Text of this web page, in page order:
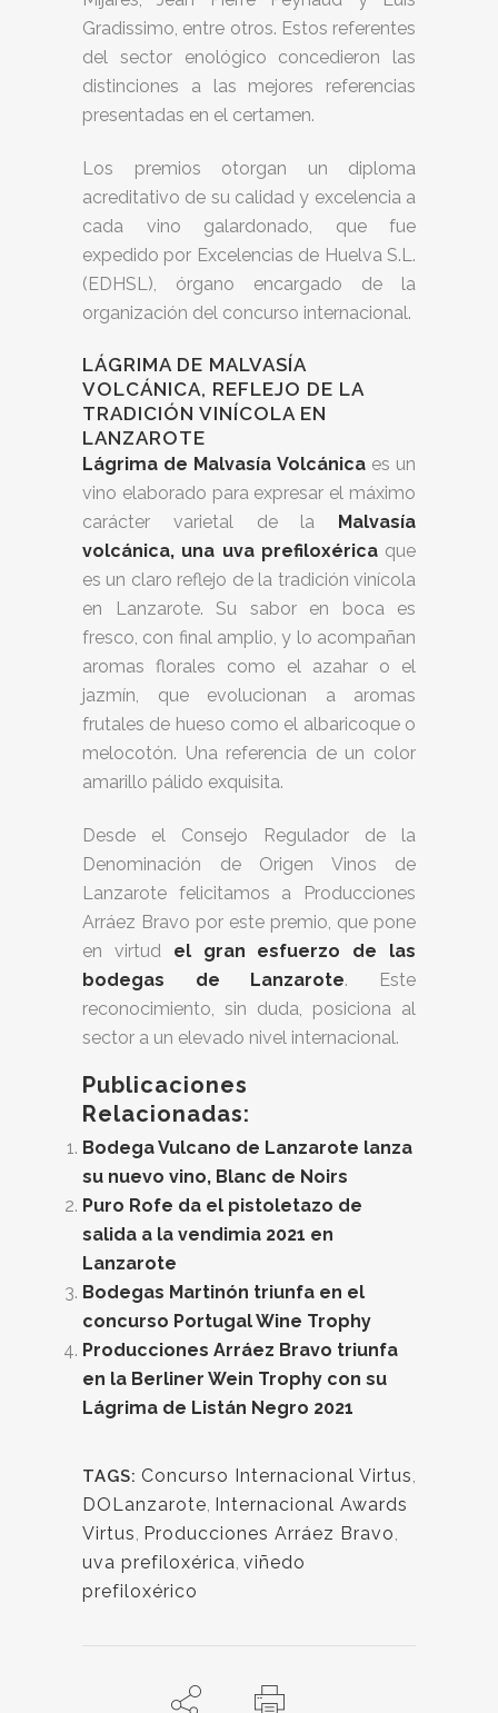
Gradissimo, entre otros. Estos referentes
del sector enológico concedieron las
distinciones a las mejores referencias
presentadas en el certamen.
Los premios otorgan un diploma
acreditativo de su calidad y excelencia a
cada vino galardonado, que fue
expedido por Excelencias de Huelva S.L.
(EDHSL), órgano encargado de la
organización del concurso internacional.
LÁGRIMA DE MALVASÍA
VOLCÁNICA, REFLEJO DE LA
TRADICIÓN VINÍCOLA EN
LANZAROTE
Lágrima de Malvasía Volcánicaes un
vino elaborado para expresar el máximo
carácter varietal de la Malvasía
volcánica, una uva prefiloxéricaque
es un claro reflejo de la tradición vinícola
en Lanzarote. Su sabor en boca es
fresco, con final amplio, y lo acompañan
aromas florales como el azahar o el
jazmín, que evolucionan a aromas
frutales de hueso como el albaricoque o
melocotón. Una referencia de un color
amarillo pálido exquisita.
Desde el Consejo Regulador de la
Denominación de Origen Vinos de
Lanzarote felicitamos a Producciones
Arráez Bravo por este premio, que pone
en virtud el gran esfuerzo de las
bodegas de Lanzarote. Este
reconocimiento, sin duda, posiciona al
sector a un elevado nivel internacional.
Publicaciones
Relacionadas:
Bodega Vulcano de Lanzarote lanza
su nuevo vino, Blanc de Noirs
Puro Rofe da el pistoletazo de
salida a la vendimia 2021 en
Lanzarote
Bodegas Martinón triunfa en el
concurso Portugal Wine Trophy
Producciones Arráez Bravo triunfa
en la Berliner Wein Trophy con su
Lágrima de Listán Negro 2021
TAGS: Concurso Internacional Virtus,
DOLanzarote, Internacional Awards
Virtus, Producciones Arráez Bravo,
uva prefiloxérica, viñedo
prefiloxérico